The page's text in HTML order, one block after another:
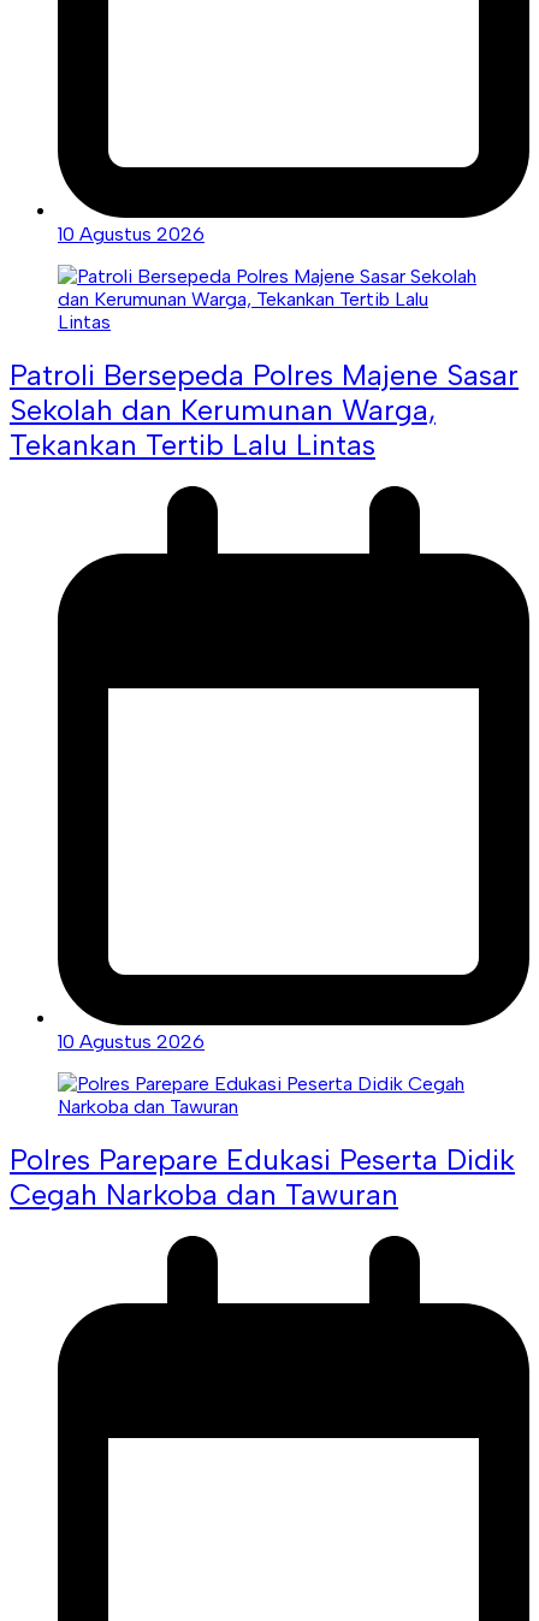
10 Agustus 2026
Patroli Bersepeda Polres Majene Sasar
Sekolah dan Kerumunan Warga,
Tekankan Tertib Lalu Lintas
10 Agustus 2026
Polres Parepare Edukasi Peserta Didik
Cegah Narkoba dan Tawuran